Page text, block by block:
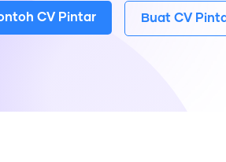
CV Pintar Buat CV